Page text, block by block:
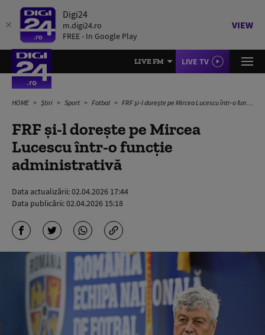
Digi24
m.digi24.ro
FREE - In Google Play
VIEW
LIVE FM LIVE TV
HOME Știri Sport Fotbal FRF și-l dorește pe Mircea Lucescu într-o funcție administrativă
FRF și-l dorește pe Mircea
Lucescu într-o funcție
administrativă
Data actualizării:02.04.2026 17:44
Data publicării:02.04.2026 15:18